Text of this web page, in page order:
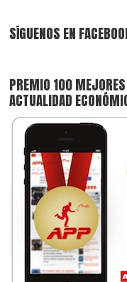
SÍGUENOS EN
PREMIO 100
ACTUALIDAD